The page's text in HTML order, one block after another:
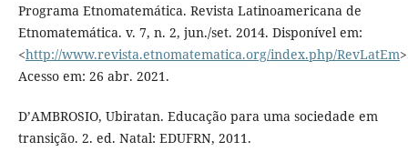
Programa Etnomatemática. Revista Latinoamericana de
Etnomatemática. v. 7, n. 2, jun./set. 2014. Disponível em:
<http://www.revista.etnomatematica.org/index.php/RevLatEm
Acesso em: 26 abr. 2021.
D’AMBROSIO, Ubiratan. Educação para uma sociedade em
transição. 2. ed. Natal: EDUFRN, 2011.